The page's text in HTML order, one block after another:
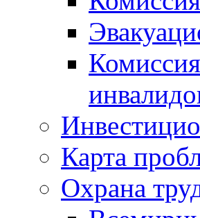
Карта
Охрана